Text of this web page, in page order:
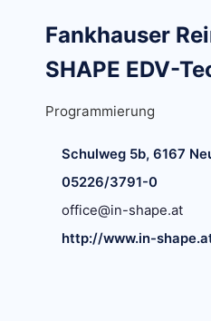
Fankhauser
SHAPE EDV-
Programmierung
Schulweg 5b, 6167
05226/3791-0
office@in-shape.at
http://www.in-